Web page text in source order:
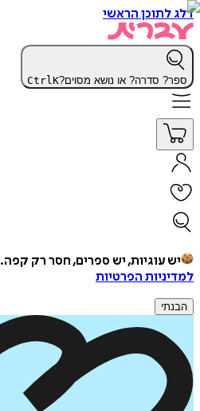
דלג לתוכן הראשי
ספר? סדרה? או נושא מסוים? CtrlK
יש עוגיות, יש ספרים, חסר רק קפה.
למדיניות הפרטיות
הבנתי